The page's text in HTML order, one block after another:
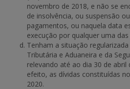
novembro de 2018, e não se
de insolvência, ou suspensão
pagamentos, ou naquela data
execução por qualquer uma
Tenham a situação
Tributária e Aduaneira e da
relevando até ao dia 30 de abril
efeito, as dívidas constituídas
2020.